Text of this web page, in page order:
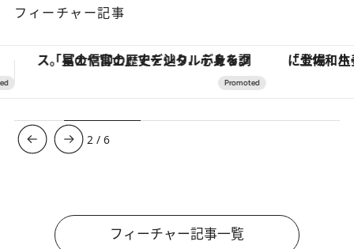
フィーチャー記事
「土佐和ハーブかき氷」がOMO7高知に登場！生姜、山椒、大葉など目にも舌にも涼を呼ぶ郷土の味 【夏限定ディナーコース】旬を
3 /6
フィーチャー記事一覧